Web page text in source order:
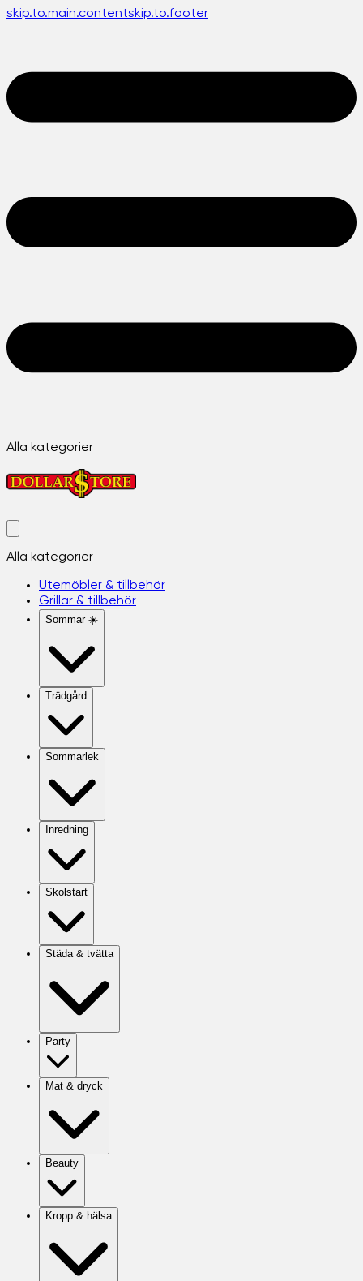
skip.to.main.contentskip.to.footer
Alla kategorier
Alla kategorier
Utemöbler & tillbehör
Grillar & tillbehör
Sommar ☀️
Trädgård
Sommarlek
Inredning
Skolstart
Städa & tvätta
Party
Mat & dryck
Beauty
Kropp & hälsa